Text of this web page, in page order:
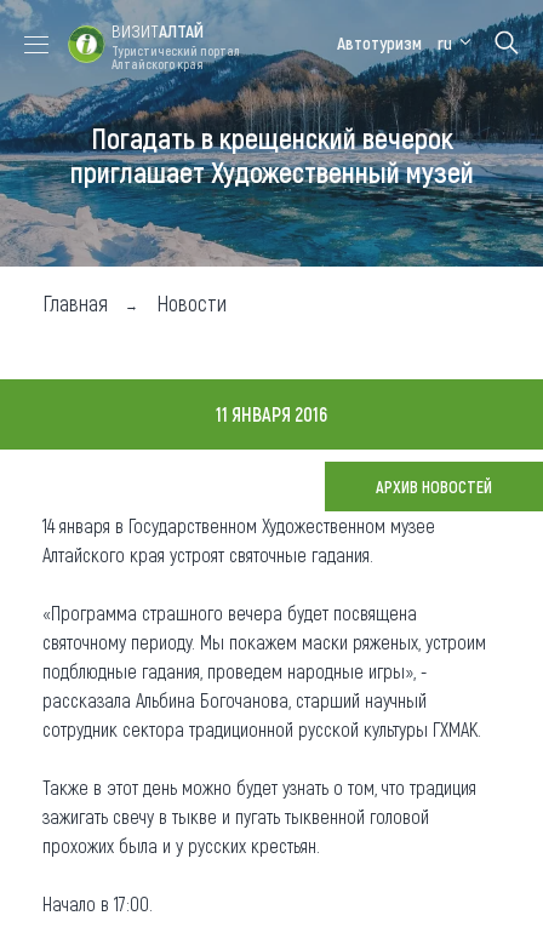
Форум VISIT
ALTAI
Цветение
маральника
Медицинский
форум
Алтайская
зимовка
Туры
Где побывать
Чем заняться
Где остановиться
Новости
О регионе
Коллекция впечатлений
Другие рубрики
ВИЗИТАЛТАЙ
Туристический портал
Алтайского края
Автотуризм ru
Погадать в крещенский вечерок
приглашает Художественный музей
Главная Новости
11 ЯНВАРЯ 2016
АРХИВ НОВОСТЕЙ
14 января в Государственном Художественном музее
Алтайского края устроят святочные гадания.
«Программа страшного вечера будет посвящена
святочному периоду. Мы покажем маски ряженых, устроим
подблюдные гадания, проведем народные игры», -
рассказала Альбина Богочанова, старший научный
сотрудник сектора традиционной русской культуры ГХМАК.
Также в этот день можно будет узнать о том, что традиция
зажигать свечу в тыкве и пугать тыквенной головой
прохожих была и у русских крестьян.
Начало в 17:00.